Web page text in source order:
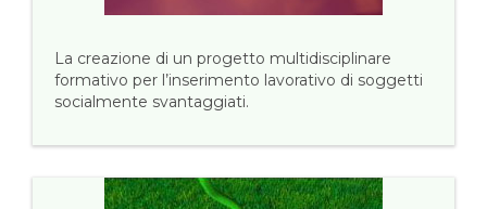
La creazione di un progetto multidisciplinare
formativo per l’inserimento lavorativo di soggetti
socialmente svantaggiati.